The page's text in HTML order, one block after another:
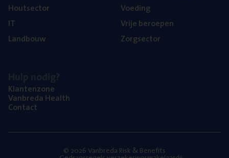
Hout­sec­tor
IT
Land­bouw
Voe­ding
Vrije beroe­pen
Zorg­sec­tor
Klan­ten­zo­ne
Van­b­re­da Health
Con­tact
© 2026 Vanbreda Risk & Benefits